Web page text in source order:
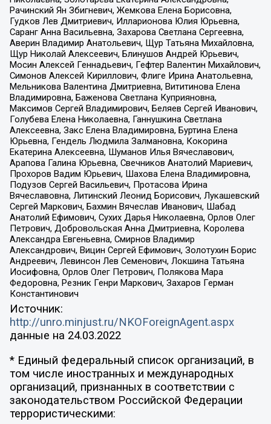
Рачинский Ян Збигневич, Жемкова Елена Борисовна,
Гудков Лев Дмитриевич, Илларионова Юлия Юрьевна,
Саранг Анна Васильевна, Захарова Светлана Сергеевна,
Аверин Владимир Анатольевич, Щур Татьяна Михайловна,
Щур Николай Алексеевич, Блинушов Андрей Юрьевич,
Мосин Алексей Геннадьевич, Гефтер Валентин Михайлович,
Симонов Алексей Кириллович, Флиге Ирина Анатольевна,
Мельникова Валентина Дмитриевна, Вититинова Елена
Владимировна, Баженова Светлана Куприяновна,
Максимов Сергей Владимирович, Беляев Сергей Иванович,
Голубева Елена Николаевна, Ганнушкина Светлана
Алексеевна, Закс Елена Владимировна, Буртина Елена
Юрьевна, Гендель Людмила Залмановна, Кокорина
Екатерина Алексеевна, Шуманов Илья Вячеславович,
Арапова Галина Юрьевна, Свечников Анатолий Мариевич,
Прохоров Вадим Юрьевич, Шахова Елена Владимировна,
Подузов Сергей Васильевич, Протасова Ирина
Вячеславовна, Литинский Леонид Борисович, Лукашевский
Сергей Маркович, Бахмин Вячеслав Иванович, Шабад
Анатолий Ефимович, Сухих Дарья Николаевна, Орлов Олег
Петрович, Добровольская Анна Дмитриевна, Королева
Александра Евгеньевна, Смирнов Владимир
Александрович, Вицин Сергей Ефимович, Золотухин Борис
Андреевич, Левинсон Лев Семенович, Локшина Татьяна
Иосифовна, Орлов Олег Петрович, Полякова Мара
Федоровна, Резник Генри Маркович, Захаров Герман
Константинович
Источник:
http://unro.minjust.ru/NKOForeignAgent.aspx
данные на 24.03.2022
* Единый федеральный список организаций, в
том числе иностранных и международных
организаций, признанных в соответствии с
законодательством Российской Федерации
террористическими: